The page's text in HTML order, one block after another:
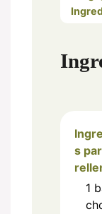
s
1